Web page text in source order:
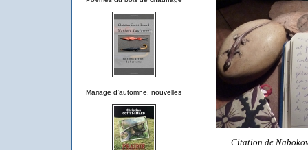
Mariage d'automne, nouvelles
Citation de